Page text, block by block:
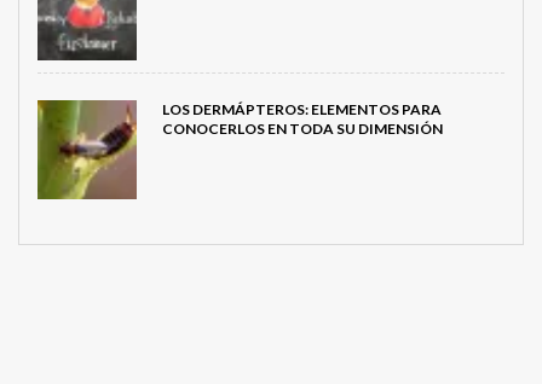
LOS DERMÁPTEROS: ELEMENTOS PARA
CONOCERLOS EN TODA SU DIMENSIÓN